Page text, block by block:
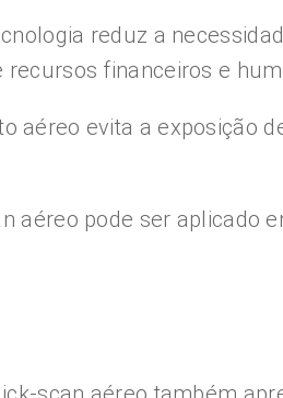
reduz a
financeiros e
aéreo evita a exposição
aéreo pode ser aplicado